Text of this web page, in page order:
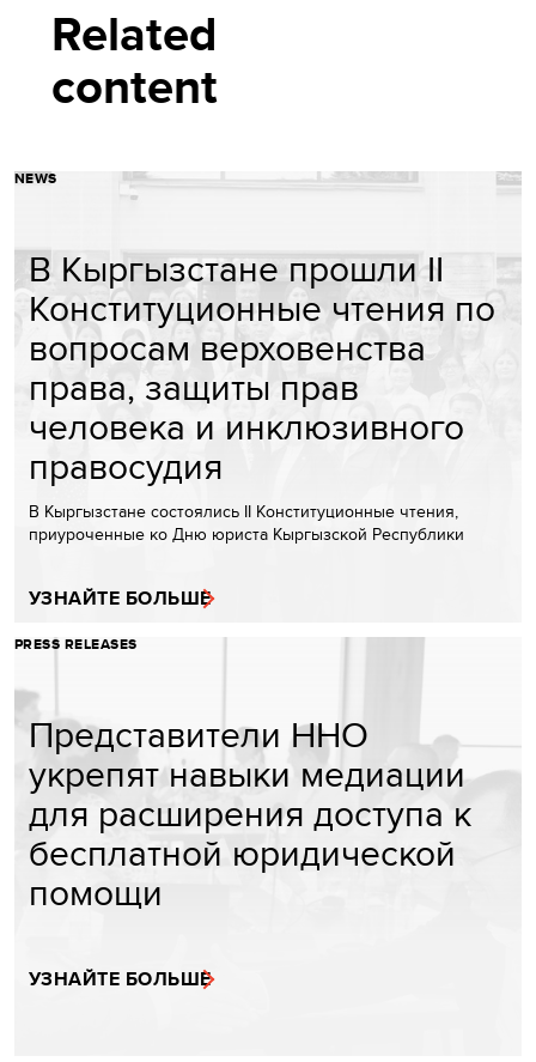
Related
content
NEWS
В Кыргызстане прошли II
Конституционные чтения по
вопросам верховенства
права, защиты прав
человека и инклюзивного
правосудия
В Кыргызстане состоялись II Конституционные чтения,
приуроченные ко Дню юриста Кыргызской Республики
УЗНАЙТЕ БОЛЬШЕ
PRESS RELEASES
Представители ННО
укрепят навыки медиации
для расширения доступа к
бесплатной юридической
помощи
УЗНАЙТЕ БОЛЬШЕ